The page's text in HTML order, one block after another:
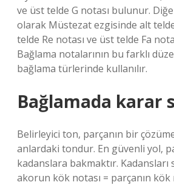
ve üst telde G notası bulunur.
olarak Müstezat ezgisinde alt
telde Re notası ve üst telde Fa
Bağlama notalarının bu farklı
bağlama türlerinde kullanılır.
Bağlamada karar
Belirleyici ton, parçanın bir çözüme
anlardaki tondur. En güvenli yol,
kadanslara bakmaktır. Kadansları
akorun kök notası = parçanın kök